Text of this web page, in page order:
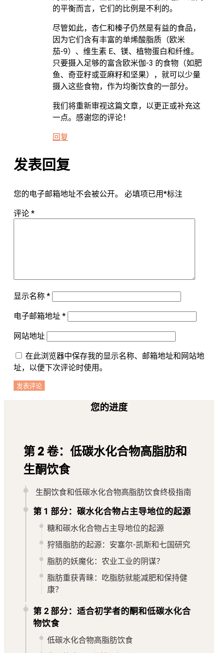
的平衡而言，它们的比例是不利的。
尽管如此，杏仁和榛子仍然是有益的食品，
因为它们含有丰富的单烯酸脂质（欧米
茄-9）、维生素 E、镁、植物蛋白和纤维。
只要摄入足够的富含欧米伽-3 的食物（如肥
鱼、奇亚籽或亚麻籽和坚果），就可以少量
摄入这些食物，作为均衡饮食的一部分。
我们将重新审视这篇文章，以更正或补充这
一点。感谢您的评论！
回复
发表回复
您的电子邮箱地址不会被公开。 必填项已用*标注
评论 *
显示名称 *
电子邮箱地址 *
网站地址
在此浏览器中保存我的显示名称、邮箱地址和网站地
址，以便下次评论时使用。
您的进度
第 2 卷：低碳水化合物高脂肪和
生酮饮食
生酮饮食和低碳水化合物高脂肪饮食终极指南
第 1 部分：碳水化合物占主导地位的起源
糖和碳水化合物占主导地位的起源
狩猎脂肪的起源：安塞尔-凯斯和七国研究
脂肪的妖魔化：农业工业的阴谋？
脂肪重获青睐：吃脂肪就能减肥和保持健
康？
第 2 部分：适合初学者的酮和低碳水化合
物饮食
低碳水化合物高脂肪饮食